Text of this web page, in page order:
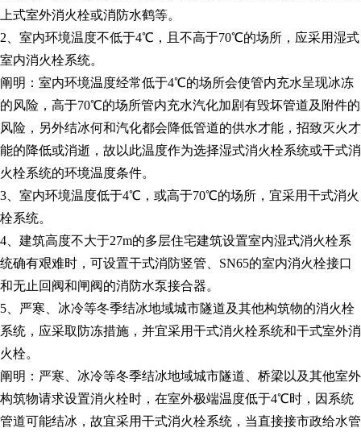
上式室外消火栓或消防水鹤等。
2、室内环境温度不低于4℃，且不高于70℃的场所，应采用湿式
室内消火栓系统。
阐明：室内环境温度经常低于4℃的场所会使管内充水呈现冰冻
的风险，高于70℃的场所管内充水汽化加剧有毁坏管道及附件的
风险，另外结冰何和汽化都会降低管道的供水才能，招致灭火才
能的降低或消逝，故以此温度作为选择湿式消火栓系统或干式消
火栓系统的环境温度条件。
3、室内环境温度低于4℃，或高于70℃的场所，宜采用干式消火
栓系统。
4、建筑高度不大于27m的多层住宅建筑设置室内湿式消火栓系
统确有艰难时，可设置干式消防竖管、SN65的室内消火栓接口
和无止回阀和闸阀的消防水泵接合器。
5、严寒、冰冷等冬季结冰地域城市隧道及其他构筑物的消火栓
系统，应采取防冻措施，并宜采用干式消火栓系统和干式室外消
火栓。
阐明：严寒、冰冷等冬季结冰地域城市隧道、桥梁以及其他室外
构筑物请求设置消火栓时，在室外极端温度低于4℃时，因系统
管道可能结冰，故宜采用干式消火栓系统，当直接接市政给水管